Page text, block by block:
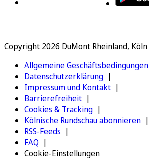
Copyright 2026 DuMont Rheinland, Köln
Allgemeine Geschäftsbedingungen
Datenschutzerklärung
Impressum und Kontakt
Barrierefreiheit
Cookies & Tracking
Kölnische Rundschau abonnieren
RSS-Feeds
FAQ
Cookie-Einstellungen